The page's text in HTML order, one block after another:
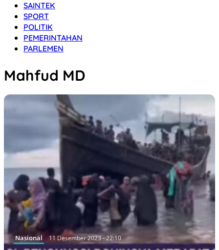
SAINTEK
SPORT
POLITIK
PEMERINTAHAN
PARLEMEN
Mahfud MD
Nasional 11 Desember 2023 - 22:10